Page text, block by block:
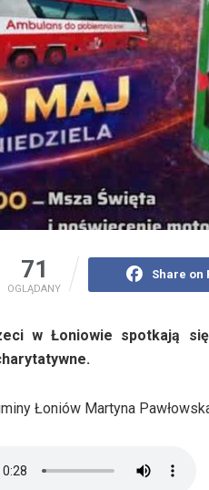
71
OGLĄDANY
Share on
w Łoniowie spotkają się
Łoniów Martyna